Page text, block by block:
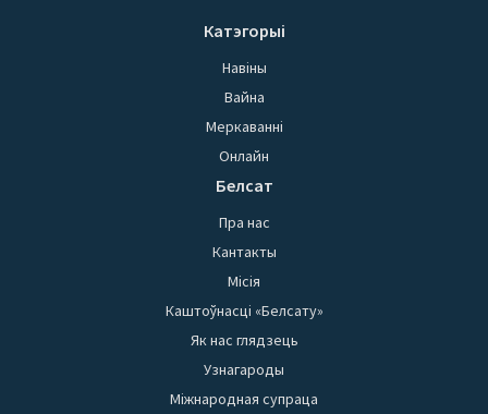
Катэгорыі
Навіны
Вайна
Меркаванні
Онлайн
Белсат
Пра нас
Кантакты
Місія
Каштоўнасці «Белсату»
Як нас глядзець
Узнагароды
Міжнародная супраца